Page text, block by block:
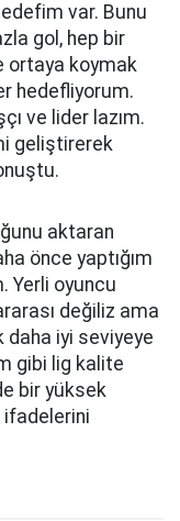
var. Bunu
gol, hep bir
ortaya koymak
hedefliyorum.
ve lider lazım.
geliştirerek
aktaran
önce yaptığım
Yerli oyuncu
değiliz ama
iyi seviyeye
gibi lig kalite
bir yüksek
ifadelerini